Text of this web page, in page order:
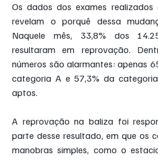
Os dados dos exames
revelam o porquê dessa
Naquele mês, 33,8% dos
resultaram em reprovação.
números são alarmantes: apenas
categoria A e 57,3% da
aptos.
A reprovação na baliza foi
parte desse resultado, em que os
manobras simples, como o